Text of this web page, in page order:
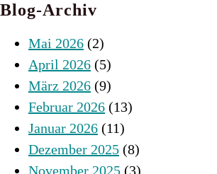
Blog-Archiv
Mai 2026 (2)
April 2026 (5)
März 2026 (9)
Februar 2026 (13)
Januar 2026 (11)
Dezember 2025 (8)
November 2025 (3)